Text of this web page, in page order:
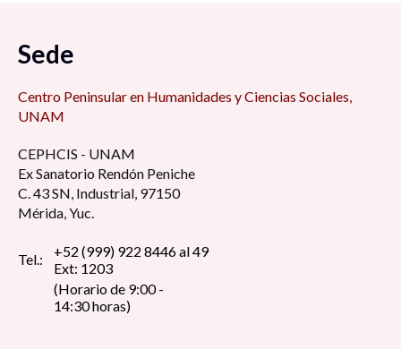
Sede
Centro Peninsular en Humanidades y Ciencias Sociales,
UNAM
CEPHCIS - UNAM
Ex Sanatorio Rendón Peniche
C. 43 SN, Industrial, 97150
Mérida, Yuc.
Tel.:
+52 (999) 922 8446 al 49
Ext: 1203
(Horario de 9:00 -
14:30 horas)